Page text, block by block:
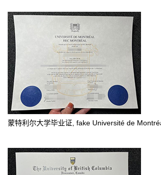
蒙特利尔大学毕业证, fake Université de